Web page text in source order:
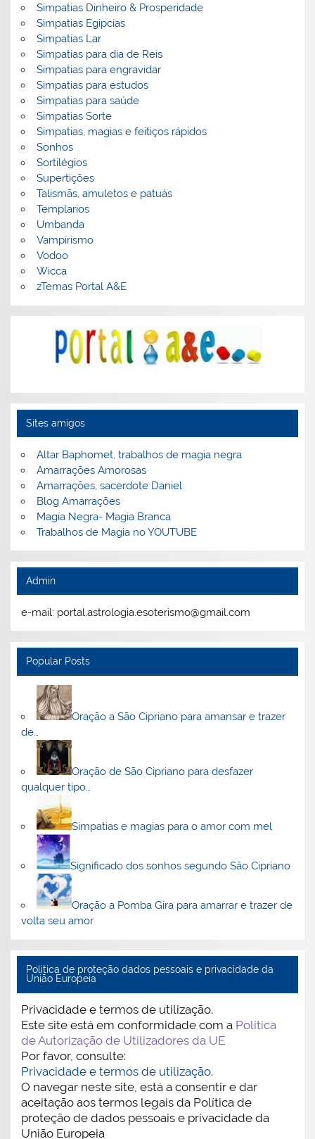
Simpatias Dinheiro & Prosperidade
Simpatias Egipcias
Simpatias Lar
Simpatias para dia de Reis
Simpatias para engravidar
Simpatias para estudos
Simpatias para saúde
Simpatias Sorte
Simpatias, magias e feitiços rápidos
Sonhos
Sortilégios
Supertições
Talismãs, amuletos e patuás
Templarios
Umbanda
Vampirismo
Vodoo
Wicca
zTemas Portal A&E
Sites amigos
Altar Baphomet, trabalhos de magia negra
Amarrações Amorosas
Amarrações, sacerdote Daniel
Blog Amarrações
Magia Negra- Magia Branca
Trabalhos de Magia no YOUTUBE
Admin
e-mail: portal.astrologia.esoterismo@gmail.com
Popular Posts
Oração a São Cipriano para amansar e trazer
de…
Oração de São Cipriano para desfazer
qualquer tipo…
Simpatias e magias para o amor com mel
Significado dos sonhos segundo São Cipriano
Oração a Pomba Gira para amarrar e trazer de
volta seu amor
Politica de proteção dados pessoais e privacidade da
União Europeia
Privacidade e termos de utilização.
Este site está em conformidade com a Política
de Autorização de Utilizadores da UE
Por favor, consulte:
Privacidade e termos de utilização.
O navegar neste site, está a consentir e dar
aceitação aos termos legais da Política de
proteção de dados pessoais e privacidade da
União Europeia